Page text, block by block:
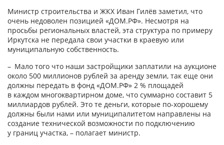
Министр строительства и ЖКХ Иван Гилёв заметил, что
очень недоволен позицией «ДОМ.РФ». Несмотря на
просьбы региональных властей, эта структура по примеру
Иркутска не передала свои участки в краевую или
муниципальную собственность.
– Мало того что наши застройщики заплатили на аукционе
около 500 миллионов руб­лей за аренду земли, так еще они
должны передать в фонд «ДОМ.РФ» 2 % площадей
в каждом многоквартирном доме, что суммарно составит 5
миллиардов руб­лей. Это те деньги, которые по-хорошему
должны были нами или муниципалитетом направлены на
создание технической возможности по подключению
у границ участка, – полагает министр.